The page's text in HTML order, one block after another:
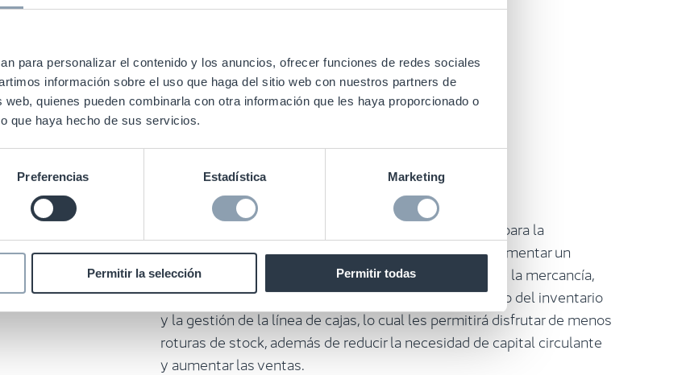
para personalizar el contenido y los anuncios, ofrecer funciones de redes sociales
información sobre el uso que haga del sitio web con nuestros partners de
quienes pueden combinarla con otra información que les haya proporcionado o
que haya hecho de sus servicios.
Preferencias Estadística Marketing
Permitir la selección Permitir todas
Control total del inventario
Las tiendas que utilicen el etiquetado RFID en origen para la
prevención de hurtos pueden aprovecharlo para implementar un
control total del inventario que incluya la recepción de la mercancía,
las transacciones entre la tienda y la trastienda, conteo del inventario
y la gestión de la línea de cajas, lo cual les permitirá disfrutar de menos
roturas de stock, además de reducir la necesidad de capital circulante
y aumentar las ventas.